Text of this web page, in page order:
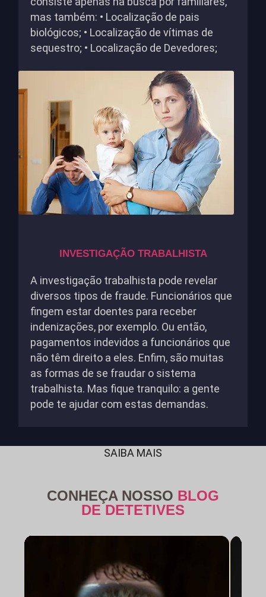
mas também: • Localização de pais
biológicos; • Localização de vítimas de
sequestro; • Localização de Devedores;
INVESTIGAÇÃO TRABALHISTA
A investigação trabalhista pode revelar
diversos tipos de fraude. Funcionários que
fingem estar doentes para receber
indenizações, por exemplo. Ou então,
pagamentos indevidos a funcionários que
não têm direito a eles. Enfim, são muitas
as formas de se fraudar o sistema
trabalhista. Mas fique tranquilo: a gente
pode te ajudar com estas demandas.
SAIBA MAIS
CONHEÇA NOSSO BLOG
DE DETETIVES